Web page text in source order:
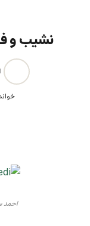
نشیب و
خواندن
احمد